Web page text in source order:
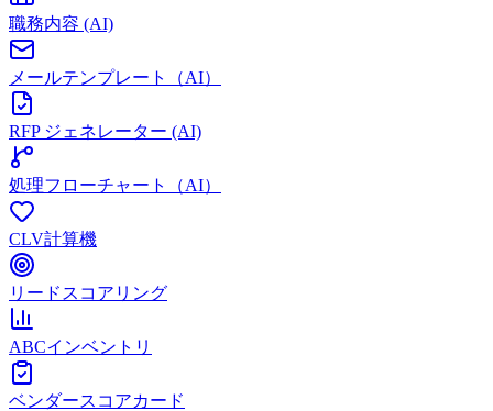
職務内容 (AI)
メールテンプレート（AI）
RFP ジェネレーター (AI)
処理フローチャート（AI）
CLV計算機
リードスコアリング
ABCインベントリ
ベンダースコアカード